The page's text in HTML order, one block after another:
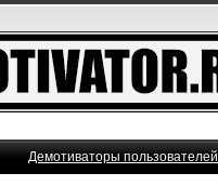
Демотиваторы